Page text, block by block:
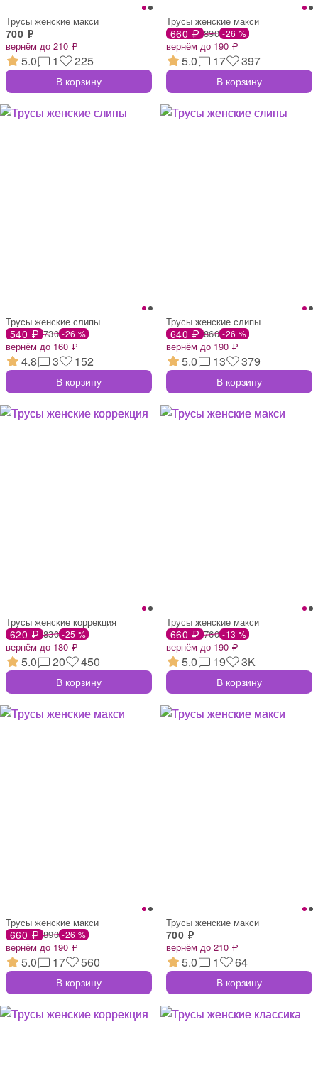
Трусы женские макси
700 ₽
вернём до 210 ₽
5.0 1 225
В корзину
Трусы женские макси
660 ₽ 890 -26 %
вернём до 190 ₽
5.0 17 397
В корзину
Трусы женские слипы
540 ₽ 730 -26 %
вернём до 160 ₽
4.8 3 152
В корзину
Трусы женские слипы
640 ₽ 860 -26 %
вернём до 190 ₽
5.0 13 379
В корзину
Трусы женские коррекция
620 ₽ 830 -25 %
вернём до 180 ₽
5.0 20 450
В корзину
Трусы женские макси
660 ₽ 760 -13 %
вернём до 190 ₽
5.0 19 3K
В корзину
Трусы женские макси
660 ₽ 890 -26 %
вернём до 190 ₽
5.0 17 560
В корзину
Трусы женские макси
700 ₽
вернём до 210 ₽
5.0 1 64
В корзину